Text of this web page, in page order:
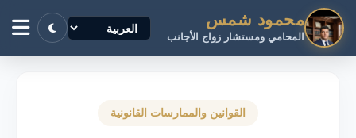
محمود شمس
المحامي ومستشار زواج الأجانب
القوانين والممارسات القانونية